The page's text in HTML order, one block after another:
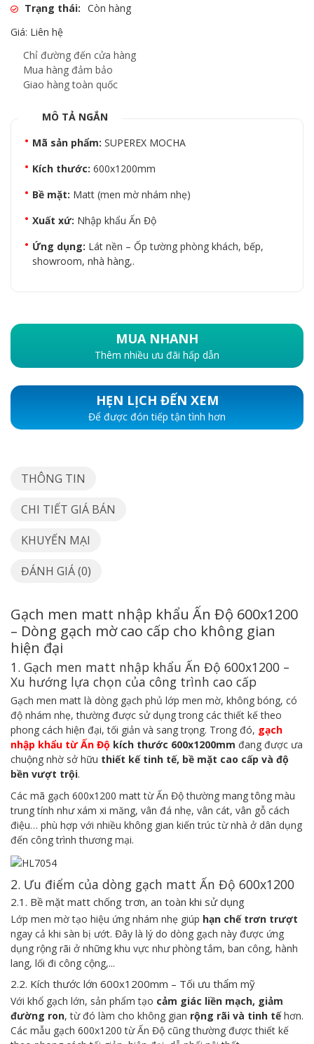
Trạng thái: Còn hàng
Giá: Liên hệ
Chỉ đường đến cửa hàng
Mua hàng đảm bảo
Giao hàng toàn quốc
MÔ TẢ NGẮN
Mã sản phẩm: SUPEREX MOCHA
Kích thước: 600x1200mm
Bề mặt: Matt (men mờ nhám nhẹ)
Xuất xứ: Nhập khẩu Ấn Độ
Ứng dụng: Lát nền – Ốp tường phòng khách, bếp,
showroom, nhà hàng,.
MUA NHANH
Thêm nhiều ưu đãi hấp dẫn
HẸN LỊCH ĐẾN XEM
Để được đón tiếp tận tình hơn
THÔNG TIN
CHI TIẾT GIÁ BÁN
KHUYẾN MẠI
ĐÁNH GIÁ (0)
Gạch men matt nhập khẩu Ấn Độ 600x1200
– Dòng gạch mờ cao cấp cho không gian
hiện đại
1. Gạch men matt nhập khẩu Ấn Độ 600x1200 –
Xu hướng lựa chọn của công trình cao cấp
Gạch men matt là dòng gạch phủ lớp men mờ, không bóng, có
độ nhám nhẹ, thường được sử dụng trong các thiết kế theo
phong cách hiện đại, tối giản và sang trọng. Trong đó, gạch
nhập khẩu từ Ấn Độ kích thước 600x1200mm đang được ưa
chuộng nhờ sở hữu thiết kế tinh tế, bề mặt cao cấp và độ
bền vượt trội.
Các mã gạch 600x1200 matt từ Ấn Độ thường mang tông màu
trung tính như xám xi măng, vân đá nhẹ, vân cát, vân gỗ cách
điệu… phù hợp với nhiều không gian kiến trúc từ nhà ở dân dụng
đến công trình thương mại.
2. Ưu điểm của dòng gạch matt Ấn Độ 600x1200
2.1. Bề mặt matt chống trơn, an toàn khi sử dụng
Lớp men mờ tạo hiệu ứng nhám nhẹ giúp hạn chế trơn trượt
ngay cả khi sàn bị ướt. Đây là lý do dòng gạch này được ứng
dụng rộng rãi ở những khu vực như phòng tắm, ban công, hành
lang, lối đi công cộng,...
2.2. Kích thước lớn 600x1200mm – Tối ưu thẩm mỹ
Với khổ gạch lớn, sản phẩm tạo cảm giác liền mạch, giảm
đường ron, từ đó làm cho không gian rộng rãi và tinh tếhơn.
Các mẫu gạch 600x1200 từ Ấn Độ cũng thường được thiết kế